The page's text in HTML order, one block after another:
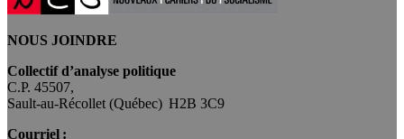
NOUS JOINDRE
Collectif d’analyse politique
C.P. 45507,
Sault-au-Récollet (Québec) H2B 3C9
Courriel :